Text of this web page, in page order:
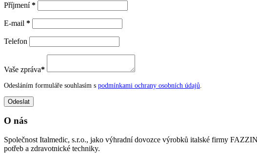
Příjmení*
E-mail *
Telefon
Vaše zpráva*
Odesláním formuláře souhlasím s podmínkami ochrany osobních údajů
O nás
Společnost Italmedic, s.r.o., jako výhradní dovozce výrobků italské firmy
potřeb a zdravotnické techniky.